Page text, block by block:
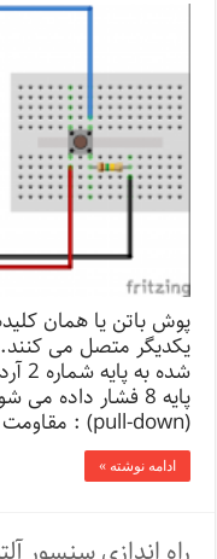
پوش باتن یا همان
پایه 8 فشار
(pull-down) : مقاومت …
ادامه نوشته »